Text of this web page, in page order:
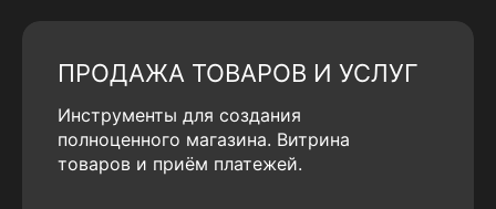
ПРОДАЖА ТОВАРОВ И УСЛУГ
Инструменты для создания
полноценного магазина. Витрина
товаров и приём платежей.